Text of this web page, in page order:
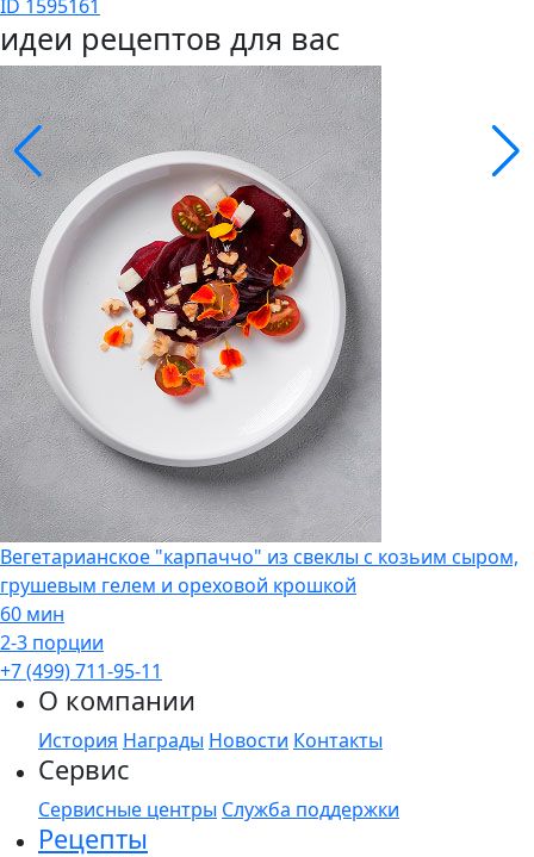
ID 1595161
идеи рецептов для вас
Вегетарианское "карпаччо" из свеклы с козьим сыром,
грушевым гелем и ореховой крошкой
60 мин
2-3 порции
+7 (499) 711-95-11
О компании
История Награды Новости Контакты
Сервис
Сервисные центры Служба поддержки
Рецепты